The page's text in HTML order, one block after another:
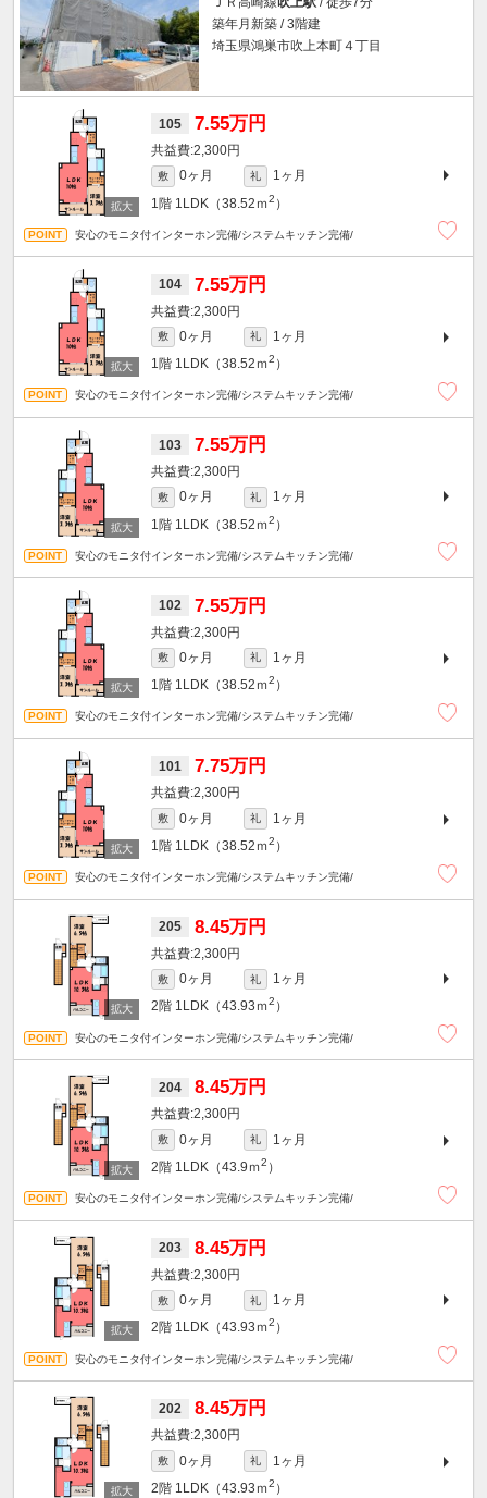
築年月新築 / 3階建
埼玉県鴻巣市吹上本町４丁目
105 7.55万円
2,300円
敷 0ヶ月 礼
1ヶ月
1階 1LDK（38.52ｍ2 ）
安心のモニタ付インターホン完備/システムキッチン完備/
104 7.55万円
2,300円
敷 0ヶ月 礼
1ヶ月
1階 1LDK（38.52ｍ2 ）
安心のモニタ付インターホン完備/システムキッチン完備/
103 7.55万円
2,300円
敷 0ヶ月 礼
1ヶ月
1階 1LDK（38.52ｍ2 ）
安心のモニタ付インターホン完備/システムキッチン完備/
102 7.55万円
2,300円
敷 0ヶ月 礼
1ヶ月
1階 1LDK（38.52ｍ2 ）
安心のモニタ付インターホン完備/システムキッチン完備/
101 7.75万円
2,300円
敷 0ヶ月 礼
1ヶ月
1階 1LDK（38.52ｍ2 ）
安心のモニタ付インターホン完備/システムキッチン完備/
205 8.45万円
2,300円
敷 0ヶ月 礼
1ヶ月
2階 1LDK（43.93ｍ2 ）
安心のモニタ付インターホン完備/システムキッチン完備/
204 8.45万円
2,300円
敷 0ヶ月 礼
1ヶ月
2階 1LDK（43.9ｍ2 ）
安心のモニタ付インターホン完備/システムキッチン完備/
203 8.45万円
2,300円
敷 0ヶ月 礼
1ヶ月
2階 1LDK（43.93ｍ2 ）
安心のモニタ付インターホン完備/システムキッチン完備/
202 8.45万円
2,300円
敷 0ヶ月 礼
1ヶ月
2階 1LDK（43.93ｍ2 ）